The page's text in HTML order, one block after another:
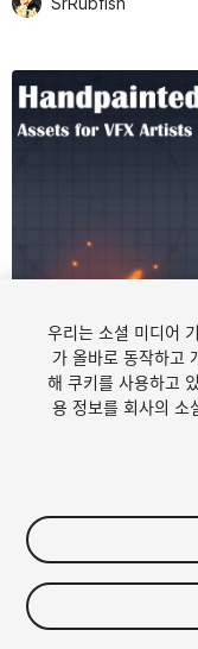
현재 슬라이드: 1 / 5
$25
세금/부가세는 결제 시 반
우리는 소셜 미디어
가 올바로 동작하고
해 쿠키를 사용하고
용 정보를 회사의 소